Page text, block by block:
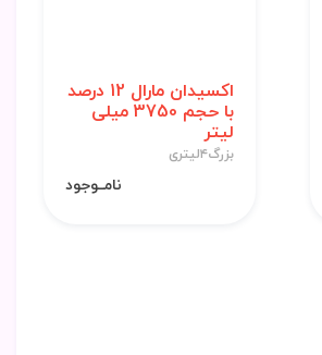
اکسیدان مارال 12 درصد
با حجم 3750 میلی
لیتر
بزرگ۴لیتری
نامــوجود